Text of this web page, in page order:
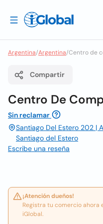
Argentina/Argentina/Centro de
Compartir
Centro De
Sin reclamar
Santiago Del Estero 202 |
Santiago del Estero
Escribe una reseña
¡Atención dueños!
Registra tu comercio ahora
iGlobal.